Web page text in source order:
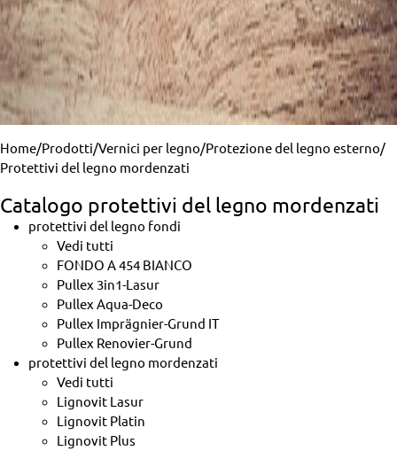
Home/Prodotti/Vernici per legno/Protezione del legno esterno/
Protettivi del legno mordenzati
Catalogo protettivi del legno mordenzati
protettivi del legno fondi
Vedi tutti
FONDO A 454 BIANCO
Pullex 3in1-Lasur
Pullex Aqua-Deco
Pullex Imprägnier-Grund IT
Pullex Renovier-Grund
protettivi del legno mordenzati
Vedi tutti
Lignovit Lasur
Lignovit Platin
Lignovit Plus